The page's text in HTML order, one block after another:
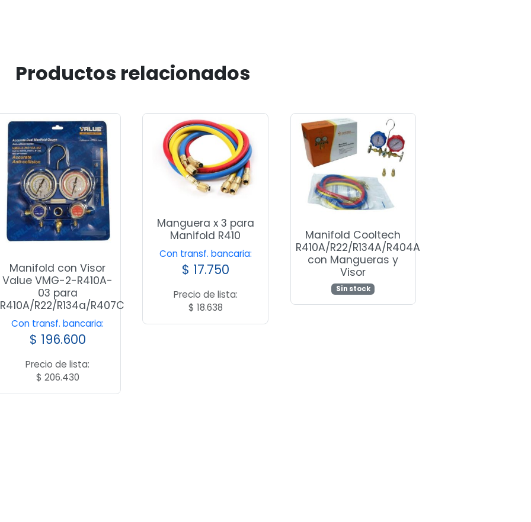
Productos relacionados
Manifold con Visor
Value VMG-2-R410A-
03 para
R410A/R22/R134a/R407C
Con transf. bancaria:
$ 196.600
Precio de lista:
$ 206.430
Manguera x 3 para
Manifold R410
Con transf. bancaria:
$ 17.750
Precio de lista:
$ 18.638
Manifold Cooltech
R410A/R22/R134A/R404A
con Mangueras y
Visor
Sin stock